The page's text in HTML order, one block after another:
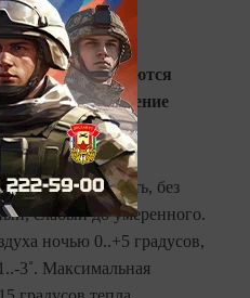
34593
локально ожидаются
управление
облачность, без
слабый до умеренного.
ночью 0..+5 градусов,
3˚. Максимальная